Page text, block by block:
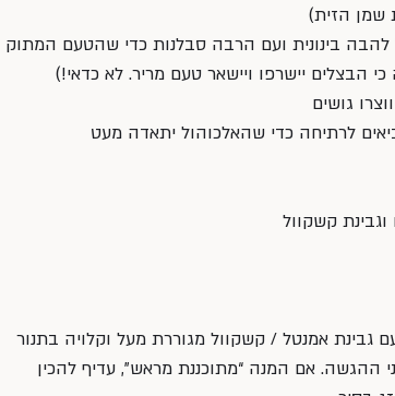
שמן הזית)
בינונית ועם הרבה סבלנות כדי שהטעם המתוק
הבצלים יישרפו ויישאר טעם מריר. לא כדאי!)
גושים
לרתיחה כדי שהאלכוהול יתאדה מעט
קשקוול
את המרק כ-4-6 שעות לפני ההגשה. אם המנה “מתוכננת מראש”, עדיף להכין